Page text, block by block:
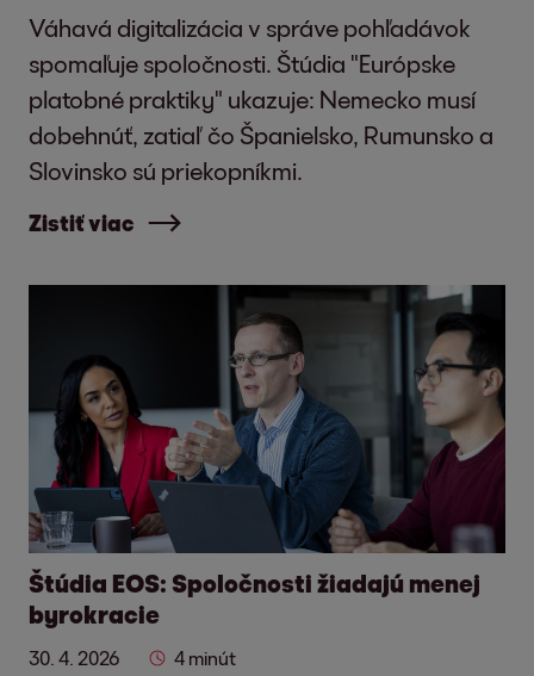
Váhavá digitalizácia v správe pohľadávok
spomaľuje spoločnosti. Štúdia "Európske
platobné praktiky" ukazuje: Nemecko musí
dobehnúť, zatiaľ čo Španielsko, Rumunsko a
Slovinsko sú priekopníkmi.
Zistiť viac
Štúdia EOS: Spoločnosti žiadajú menej
byrokracie
30. 4. 2026 4 minút